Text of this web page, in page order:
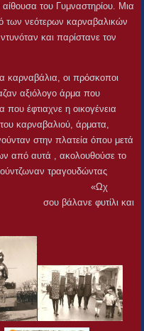
του Γυμναστηρίου. Μια
των νεότερων καρναβαλικών
και παρίστανε τον
οι πρόσκοποι
αξιόλογο άρμα που
έφτιαχνε η οικογένεια
καρναβαλιού, άρματα,
στην πλατεία όπου μετά
από αυτά , ακολουθούσε το
μούντζωναν τραγουδώντας
σου βάλανε φυτίλι και